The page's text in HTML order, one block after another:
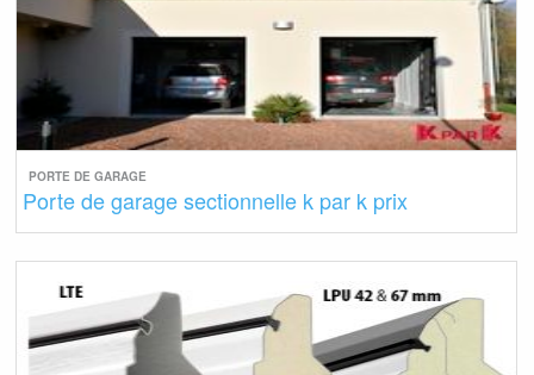
PORTE DE GARAGE
Porte de garage sectionnelle k par k prix